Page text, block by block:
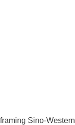
Sino-Western